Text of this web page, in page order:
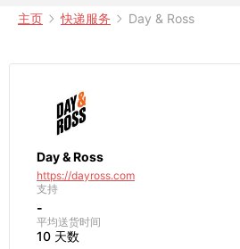
主页 快递服务 Day & Ross
Day & Ross
https://dayross.com
支持
-
平均送货时间
10 天数